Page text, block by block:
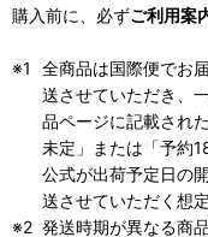
購入前に、必ずご利用案
全商品は国際便でお
送させていただき、
品ページに記載され
未定」または「予約
公式が出荷予定日の
送させていただく想定
発送時期が異なる商